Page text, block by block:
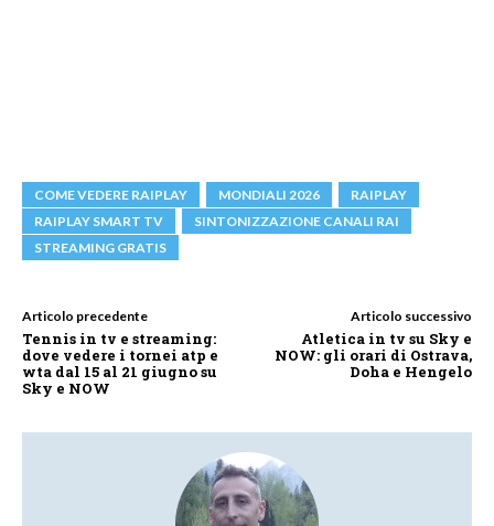
COME VEDERE RAIPLAY MONDIALI 2026
RAIPLAY
RAIPLAY SMART TV
SINTONIZZAZIONE CANALI RAI
STREAMING GRATIS
Articolo precedente
Tennis in tv e streaming:
dove vedere i tornei atp e
wta dal 15 al 21 giugno su
Sky e NOW
Articolo successivo
Atletica in tv su Sky e
NOW: gli orari di Ostrava,
Doha e Hengelo